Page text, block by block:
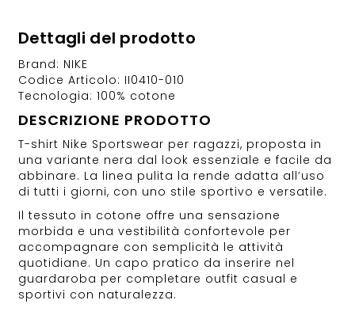
Dettagli del prodotto
Brand: NIKE
Codice Articolo: II0410-010
Tecnologia: 100% cotone
DESCRIZIONE PRODOTTO
T-shirt Nike Sportswear per ragazzi, proposta in
una variante nera dal look essenziale e facile da
abbinare. La linea pulita la rende adatta all’uso
di tutti i giorni, con uno stile sportivo e versatile.
Il tessuto in cotone offre una sensazione
morbida e una vestibilità confortevole per
accompagnare con semplicità le attività
quotidiane. Un capo pratico da inserire nel
guardaroba per completare outfit casual e
sportivi con naturalezza.